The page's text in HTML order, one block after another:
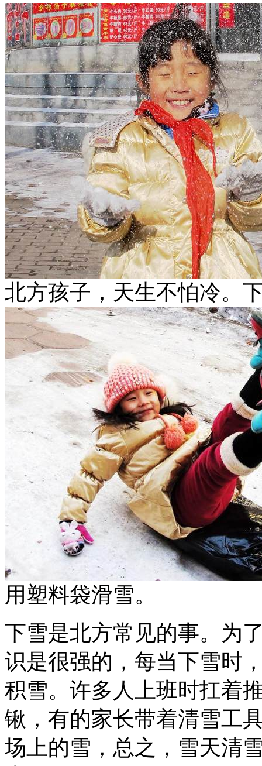
北方孩子，天生不怕冷。
用塑料袋滑雪。
下雪是北方常见的事。为
识是很强的，每当下雪时
积雪。许多人上班时扛着
锹，有的家长带着清雪工
场上的雪，总之，雪天清